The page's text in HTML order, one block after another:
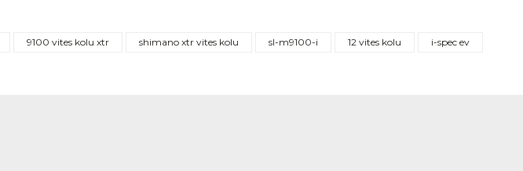
9100 vites kolu xtr shimano xtr vites kolu sl-m9100-i 12 vites kolu
i-spec ev